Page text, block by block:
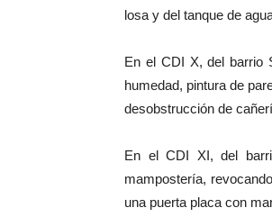
losa y del tanque de
En el CDI X, del barrio
humedad, pintura de
desobstrucción de
En el CDI XI, del
mampostería,
una puerta placa con